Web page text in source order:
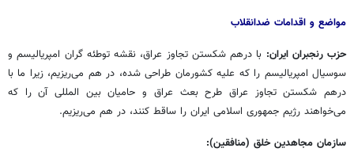
مواضع و اقدامات ضدانقلاب
حزب رنجبران ایران: با درهم شکستن تجاوز عراق، نقشه توطئه گران امپریالیسم و
سوسیال امپریالیسم را که علیه کشورمان طراحی شده، در هم می‌ریزیم، زیرا ما با
درهم شکستن تجاوز عراق طرح بعث عراق و حامیان بین المللی آن را که
می‌خواهند رژیم جمهوری اسلامی ایران را ساقط کنند، در هم می‌ریزیم.
سازمان مجاهدین خلق (منافقین):